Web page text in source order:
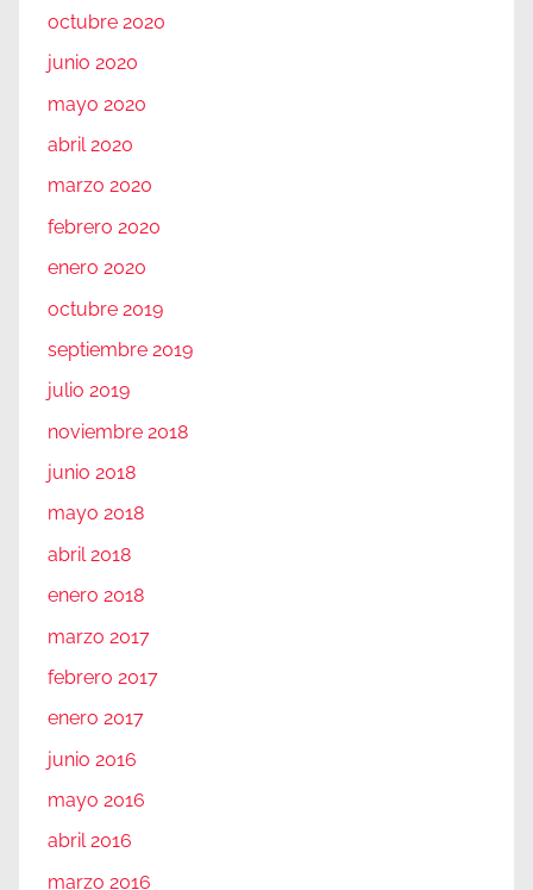
octubre 2020
junio 2020
mayo 2020
abril 2020
marzo 2020
febrero 2020
enero 2020
octubre 2019
septiembre 2019
julio 2019
noviembre 2018
junio 2018
mayo 2018
abril 2018
enero 2018
marzo 2017
febrero 2017
enero 2017
junio 2016
mayo 2016
abril 2016
marzo 2016